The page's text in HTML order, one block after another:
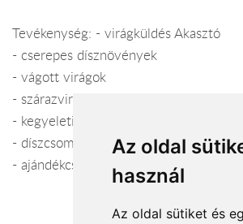
Az oldal
használ
Az oldal sütiket és
Tevékenység: - virágküldés Akasztó
- cserepes dísznövények
- vágott virágok
- szárazvirág kompozíciók
- kegyeleti készítmények
- díszcsomagolás
- ajándékcsokrok